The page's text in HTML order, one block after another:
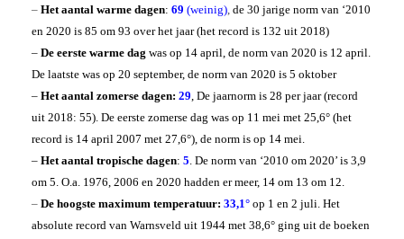
– Het aantal warme dagen: 69 (weinig), de 30 jarige norm van ‘2010
en 2020 is 85 om 93 over het jaar (het record is 132 uit 2018)
– De eerste warme dag was op 14 april, de norm van 2020 is 12 april.
De laatste was op 20 september, de norm van 2020 is 5 oktober
– Het aantal zomerse dagen: 29, De jaarnorm is 28 per jaar (record
uit 2018: 55). De eerste zomerse dag was op 11 mei met 25,6° (het
record is 14 april 2007 met 27,6°), de norm is op 14 mei.
– Het aantal tropische dagen: 5. De norm van ‘2010 om 2020’ is 3,9
om 5. O.a. 1976, 2006 en 2020 hadden er meer, 14 om 13 om 12.
– De hoogste maximum temperatuur: 33,1° op 1 en 2 juli. Het
absolute record van Warnsveld uit 1944 met 38,6° ging uit de boeken